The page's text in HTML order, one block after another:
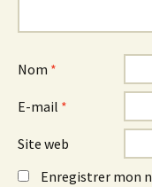
Nom *
E-mail *
Site web
Enregistrer mon